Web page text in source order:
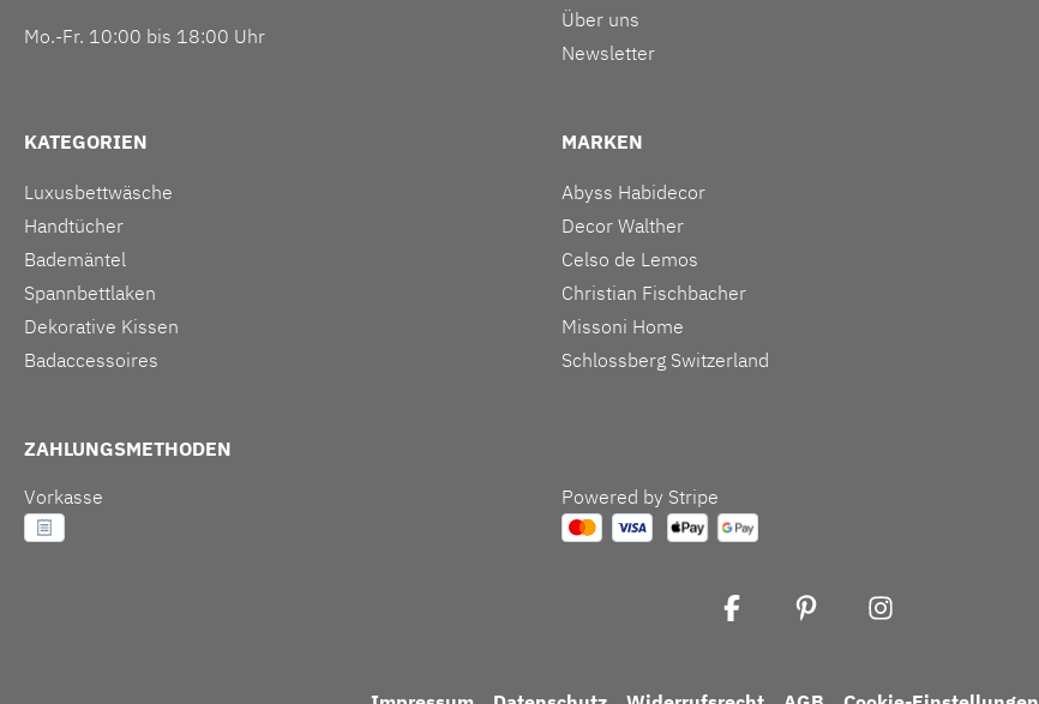
Mo.-Fr. 10:00 bis 18:00 Uhr
Über uns
Newsletter
KATEGORIEN
Luxusbettwäsche
Handtücher
Bademäntel
Spannbettlaken
Dekorative Kissen
Badaccessoires
MARKEN
Abyss Habidecor
Decor Walther
Celso de Lemos
Christian Fischbacher
Missoni Home
Schlossberg Switzerland
ZAHLUNGSMETHODEN
Vorkasse
Powered by Stripe